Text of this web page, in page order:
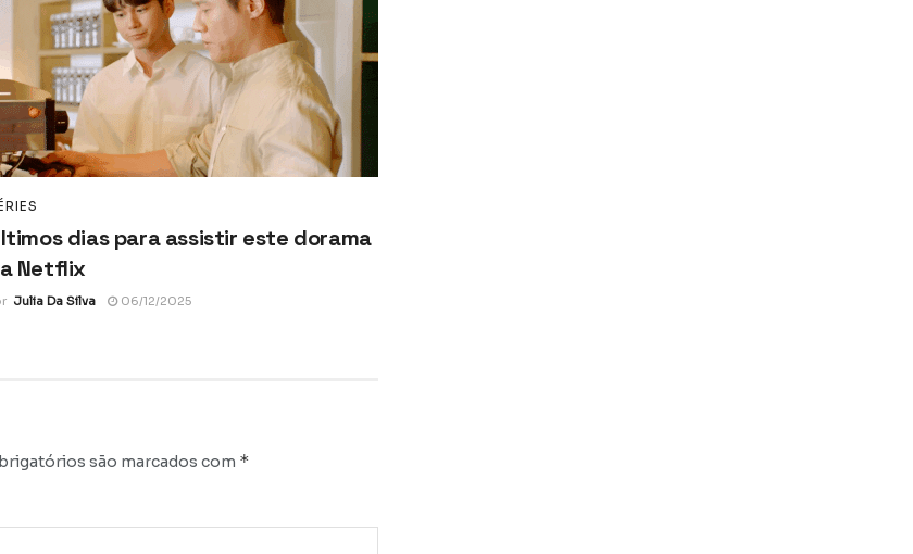
dias para assistir este dorama
Netflix
Julia Da Silva 06/12/2025
são marcados com *